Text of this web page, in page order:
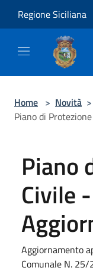
Regione Siciliana
Home > Novità >
Piano di
Piano
Civile -
Aggiornamento
Comunale N.